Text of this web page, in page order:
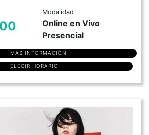
Modalidad
Online en Vivo
Presencial
MÁS INFORMACIÓN
ELEGIR HORARIO